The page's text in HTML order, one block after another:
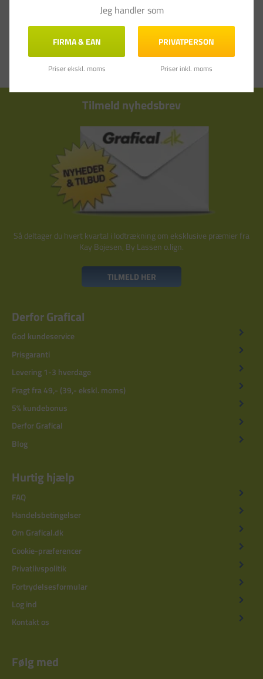
Tilmeld nyhedsbrev
Så deltager du hvert kvartal i lodtrækning om eksklusive præmier fra
Kay Bojesen, By Lassen o.lign.
TILMELD HER
Derfor Grafical
God kundeservice
Prisgaranti
Levering 1-3 hverdage
Fragt fra 49,- (39,- ekskl. moms)
5% kundebonus
Derfor Grafical
Blog
Hurtig hjælp
FAQ
Handelsbetingelser
Om Grafical.dk
Cookie-præferencer
Privatlivspolitik
Fortrydelsesformular
Log ind
Kontakt os
Følg med
Jeg handler som
FIRMA & EAN
Priser ekskl. moms
PRIVATPERSON
Priser inkl. moms